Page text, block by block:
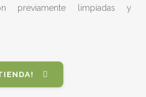
previamente limpiadas y